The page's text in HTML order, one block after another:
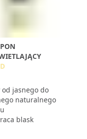
od jasnego do
naturalnego
blask